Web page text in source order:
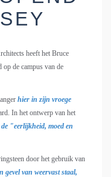
heeft het Bruce
de campus van de
hier in zijn vroege
In het ontwerp van het
de "eerlijkheid, moed en
door het gebruik van
gevel van weervast staal,